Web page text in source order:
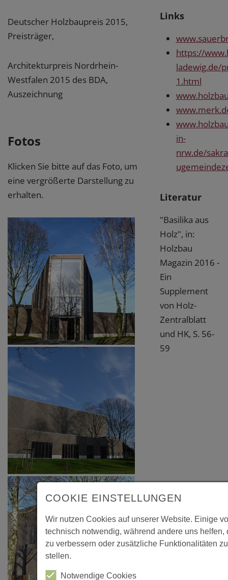
Deutscher Holzbaupreis 2015,
Preisträger,
Architekturpreis Nordrhein-
Westfalen 2015 des BDA,
Auszeichnung
Fotos
Klicken Sie bitte auf das Foto, um
eine vergrößerte Darstellung zu
erhalten.
Links
https://
ladewig.de/
1.html
in-
nrw.de/
Literatur
"Basilika aus
Holz", in:
Holzbau
Magazin 2016 -
Ein
Supplement
von Holz-
Zentralblatt
und HK, S. 56-
59
COOKIE EINSTELLUNGEN
Wir nutzen Cookies auf unserer Website. Einige
technisch notwendig, während andere uns helfen,
zu verbessern oder zusätzliche Funktionalitäten
stellen.
Notwendige Cookies